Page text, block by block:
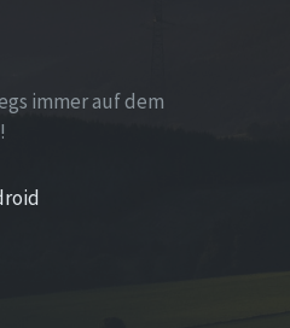
immer auf dem